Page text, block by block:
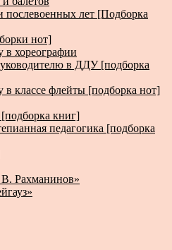
лет [Подборка
нот]
в хореографии
в ДДУ [подборка
в классе флейты [подборка нот]
книг]
педагогика [подборка
Рахманинов»